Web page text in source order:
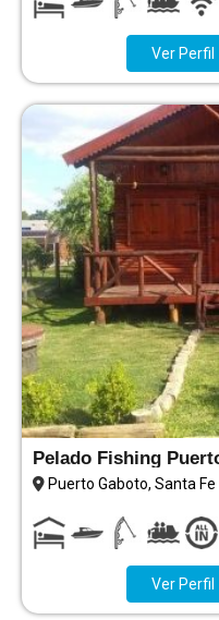
Ver Perfil
Pelado Fishing
Puerto Gaboto, Santa Fe
Ver Perfil